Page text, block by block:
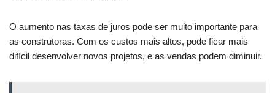
O aumento nas taxas de juros pode ser muito importante para
as construtoras. Com os custos mais altos, pode ficar mais
difícil desenvolver novos projetos, e as vendas podem diminuir.